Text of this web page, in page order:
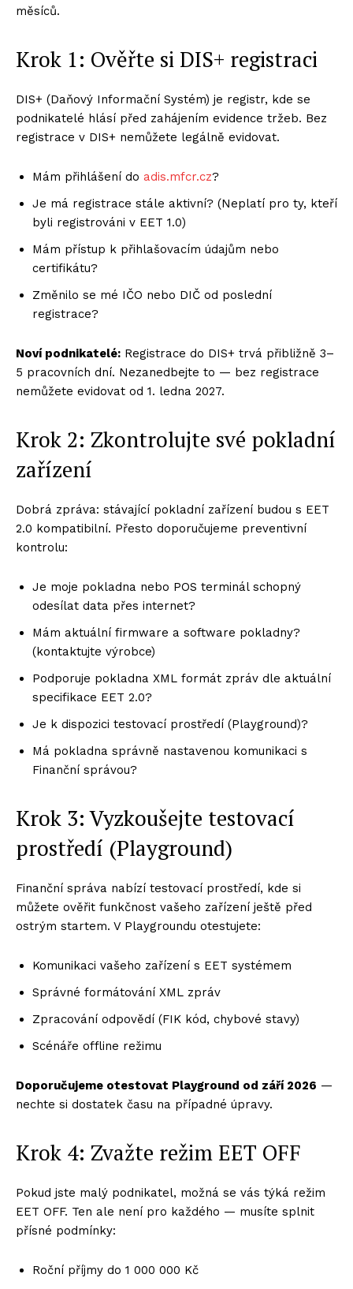
měsíců.
Krok 1: Ověřte si DIS+ registraci
DIS+ (Daňový Informační Systém) je registr, kde se
podnikatelé hlásí před zahájením evidence tržeb. Bez
registrace v DIS+ nemůžete legálně evidovat.
Mám přihlášení do adis.mfcr.cz?
Je má registrace stále aktivní? (Neplatí pro ty, kteří
byli registrováni v EET 1.0)
Mám přístup k přihlašovacím údajům nebo
certifikátu?
Změnilo se mé IČO nebo DIČ od poslední
registrace?
Noví podnikatelé: Registrace do DIS+ trvá přibližně 3–
5 pracovních dní. Nezanedbejte to — bez registrace
nemůžete evidovat od 1. ledna 2027.
Krok 2: Zkontrolujte své pokladní
zařízení
Dobrá zpráva: stávající pokladní zařízení budou s EET
2.0 kompatibilní. Přesto doporučujeme preventivní
kontrolu:
Je moje pokladna nebo POS terminál schopný
odesílat data přes internet?
Mám aktuální firmware a software pokladny?
(kontaktujte výrobce)
Podporuje pokladna XML formát zpráv dle aktuální
specifikace EET 2.0?
Je k dispozici testovací prostředí (Playground)?
Má pokladna správně nastavenou komunikaci s
Finanční správou?
Krok 3: Vyzkoušejte testovací
prostředí (Playground)
Finanční správa nabízí testovací prostředí, kde si
můžete ověřit funkčnost vašeho zařízení ještě před
ostrým startem. V Playgroundu otestujete:
Komunikaci vašeho zařízení s EET systémem
Správné formátování XML zpráv
Zpracování odpovědí (FIK kód, chybové stavy)
Scénáře offline režimu
Doporučujeme otestovat Playground od září 2026 —
nechte si dostatek času na případné úpravy.
Krok 4: Zvažte režim EET OFF
Pokud jste malý podnikatel, možná se vás týká režim
EET OFF. Ten ale není pro každého — musíte splnit
přísné podmínky:
Roční příjmy do 1 000 000 Kč